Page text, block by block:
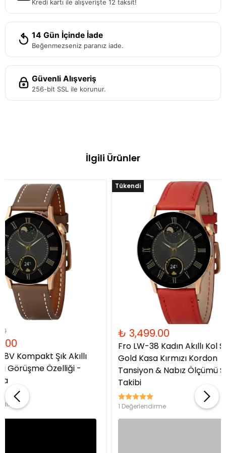
Kredi kartı ile alışverişte 12 taksit!
14 Gün İçinde İade
Beğenmezseniz paranız iade.
Güvenli Alışveriş
256-bit SSL ile korunur.
İlgili Ürünler
%10 İndirim
₺ 3,239.00
Fro LW-43V Ultra İnce Şık Akıllı
Saat - Silver Kasa
12 Değerlendirme
%10 İndirim
₺ 3,599.00
₺ 3,239.00
Fro LW-43V
Saat - Gold
12 Değerlendirme